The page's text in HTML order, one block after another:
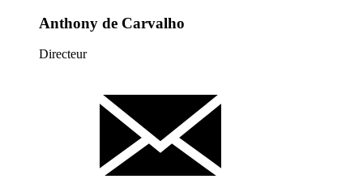
Anthony de Carvalho
Directeur